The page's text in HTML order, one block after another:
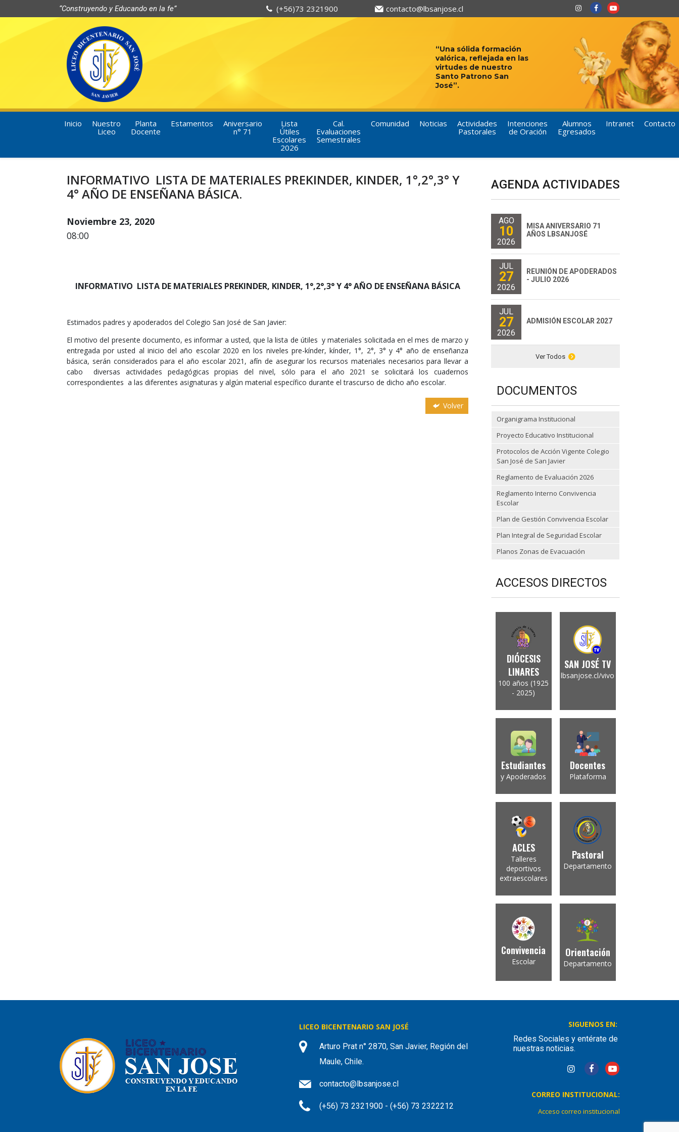
“Construyendo y Educando en la fe” (+56)73 2321900 contacto@lbsanjose.cl
“Una sólida formación
valórica, reflejada en las
virtudes de nuestro
Santo Patrono San
José”.
Inicio
Nuestro
Liceo
Planta
Docente
Estamentos
Aniversario
n° 71
Lista
Útiles
Escolares
2026
Cal.
Evaluaciones
Semestrales
Comunidad Noticias
Actividades
Pastorales
Intenciones
de Oración
Alumnos
Egresados
Intranet Contacto
INFORMATIVO LISTA DE MATERIALES PREKINDER, KINDER, 1°,2°,3° Y
4° AÑO DE ENSEÑANA BÁSICA.
Noviembre 23, 2020
08:00
INFORMATIVO LISTA DE MATERIALES PREKINDER, KINDER, 1°,2°,3° Y 4° AÑO DE ENSEÑANA BÁSICA
Estimados padres y apoderados del Colegio San José de San Javier:
El motivo del presente documento, es informar a usted, que la lista de útiles y materiales solicitada en el mes de marzo y
entregada por usted al inicio del año escolar 2020 en los niveles pre-kínder, kínder, 1°, 2°, 3° y 4° año de enseñanza
básica, serán considerados para el año escolar 2021, afín de asegurar los recursos materiales necesarios para llevar a
cabo diversas actividades pedagógicas propias del nivel, sólo para el año 2021 se solicitará los cuadernos
correspondientes a las diferentes asignaturas y algún material específico durante el trascurso de dicho año escolar.
Volver
AGENDA ACTIVIDADES
AGO
10
2026
MISA ANIVERSARIO 71
AÑOS LBSANJOSÉ
JUL
27
2026
REUNIÓN DE APODERADOS
- JULIO 2026
JUL
27
2026
ADMISIÓN ESCOLAR 2027
Ver Todos
DOCUMENTOS
Organigrama Institucional
Proyecto Educativo Institucional
Protocolos de Acción Vigente Colegio
San José de San Javier
Reglamento de Evaluación 2026
Reglamento Interno Convivencia
Escolar
Plan de Gestión Convivencia Escolar
Plan Integral de Seguridad Escolar
Planos Zonas de Evacuación
ACCESOS DIRECTOS
DIÓCESIS
LINARES
100 años (1925
- 2025)
SAN JOSÉ TV
lbsanjose.cl/vivo
Estudiantes
y Apoderados
Docentes
Plataforma
ACLES
Talleres
deportivos
extraescolares
Pastoral
Departamento
Convivencia
Escolar
Orientación
Departamento
LICEO BICENTENARIO SAN JOSÉ
Arturo Prat n° 2870, San Javier, Región del
Maule, Chile.
contacto@lbsanjose.cl
(+56) 73 2321900 - (+56) 73 2322212
SIGUENOS EN:
Redes Sociales y entérate de
nuestras noticias.
CORREO INSTITUCIONAL:
Acceso correo institucional